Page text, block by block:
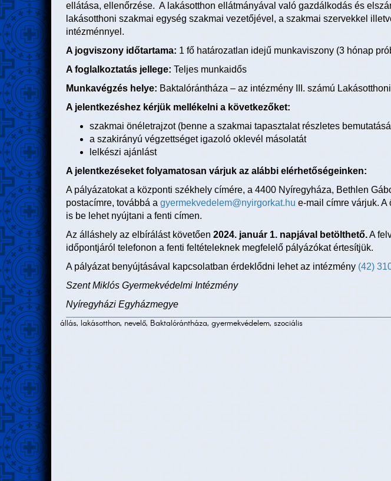
ellátása, ellenőrzése. A lakásotthon ellátmányával való gazdálkodás és
lakásotthoni szakmai egység szakmai vezetőjével, a szakmai szervekkel
intézménnyel.
A jogviszony időtartama: 1 fő határozatlan idejű munkaviszony (3 hónap
A foglalkoztatás jellege: Teljes munkaidős
Munkavégzés helye: Baktalórántháza – az intézmény III. számú
A jelentkezéshez kérjük mellékelni a következőket:
szakmai önéletrajzot (benne a szakmai tapasztalat részletes
a szakirányú végzettséget igazoló oklevél másolatát
lelkészi ajánlást
A jelentkezéseket folyamatosan várjuk az alábbi elérhetőségeinken:
A pályázatokat a központi székhely címére, a 4400 Nyíregyháza, Bethlen
postacímre, továbbá a gyermekvedelem@nyirgorkat.hu e-mail címre várjuk.
is be lehet nyújtani a fenti címen.
Az álláshely az elbírálást követően 2024. január 1. napjával betölthető.A
időpontjáról telefonon a fenti feltételeknek megfelelő pályázókat értesítjük.
A pályázat benyújtásával kapcsolatban érdeklődni lehet az intézmény (42)
Szent Miklós Gyermekvédelmi Intézmény
Nyíregyházi Egyházmegye
állás, lakásotthon, nevelő, Baktalórántháza, gyermekvédelem, szociális